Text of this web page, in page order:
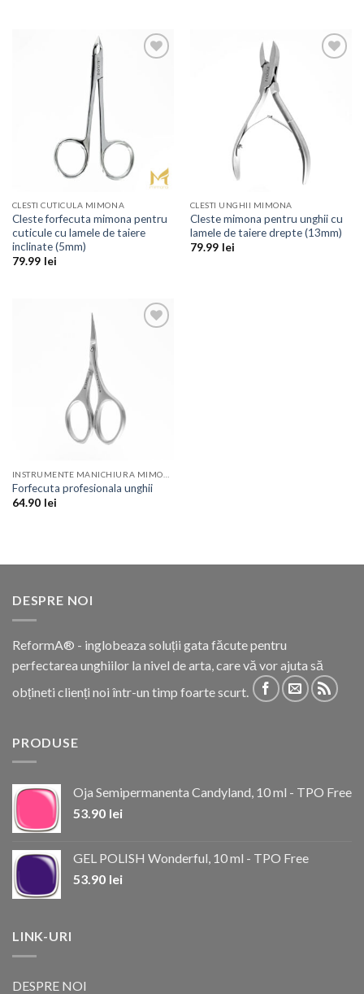
CLESTI CUTICULA MIMONA
Cleste forfecuta mimona pentru
cuticule cu lamele de taiere
inclinate (5mm)
79.99 lei
CLESTI UNGHII MIMONA
Cleste mimona pentru unghii cu
lamele de taiere drepte (13mm)
79.99 lei
Forfecuta profesionala unghii
64.90 lei
DESPRE NOI
ReformA® - inglobeaza soluții gata făcute pentru
perfectarea unghiilor la nivel de arta, care vă vor ajuta să
obțineti clienți noi într-un timp foarte scurt.
PRODUSE
Oja Semipermanenta Candyland, 10 ml - TPO Free
53.90 lei
GEL POLISH Wonderful, 10 ml - TPO Free
53.90 lei
LINK-URI
DESPRE NOI